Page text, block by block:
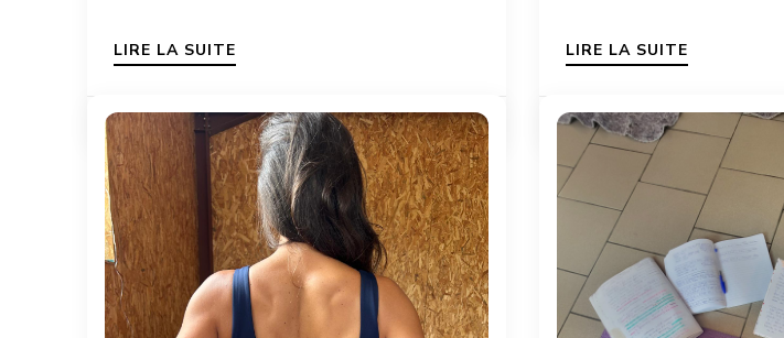
LIRE LA SUITE
26 AVRIL 2025
LIRE LA SUITE
26 AVRIL 2025